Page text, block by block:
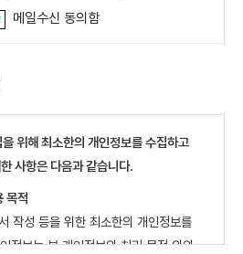
메일수신 동의함
위해 최소한의 개인정보를 수집하고
사항은 다음과 같습니다.
목적
작성 등을 위한 최소한의 개인정보를
정보는 본 개인정보의 처리 목적 외의